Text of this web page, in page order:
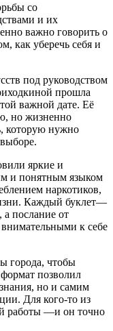
со
и их
важно говорить о
как уберечь себя и
под руководством
прошла
важной дате. Её
но жизненно
которую нужно
яркие и
и понятным языком
наркотиков,
Каждый буклет—
послание от
к себе
города, чтобы
позволил
но и самим
Для кого-то из
работы —и он точно